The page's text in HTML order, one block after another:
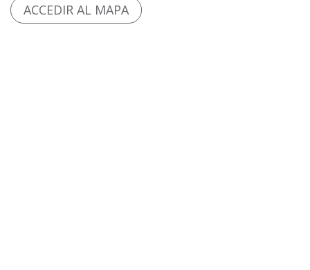
ACCEDIR AL MAPA